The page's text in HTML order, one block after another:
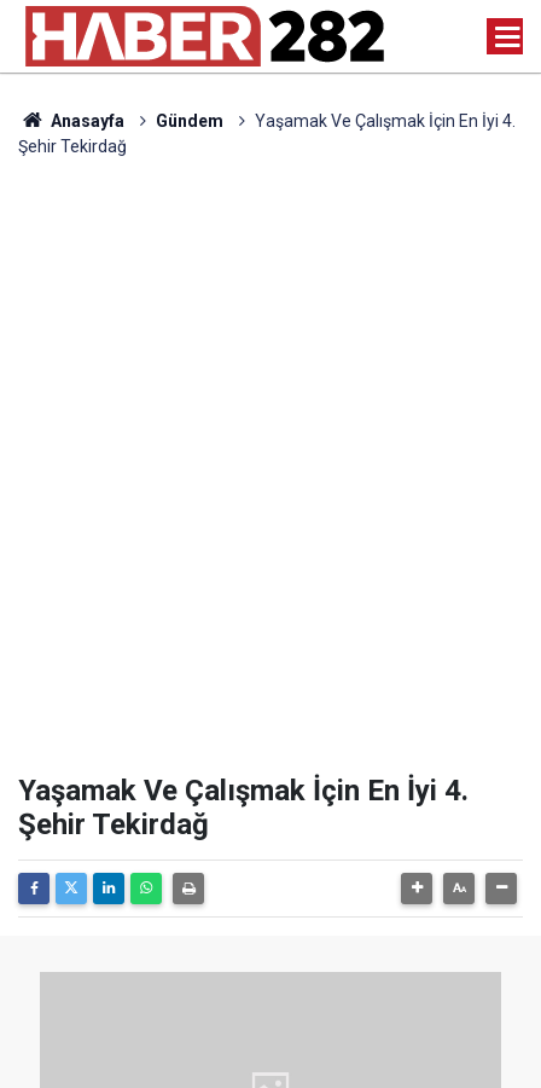
Anasayfa Gündem
Yaşamak Ve Çalışmak İçin En İyi 4.
Şehir Tekirdağ
Yaşamak Ve Çalışmak İçin En İyi 4.
Şehir Tekirdağ